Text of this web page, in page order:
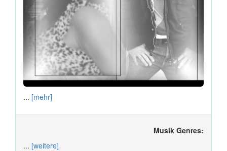
... [mehr]
Musik Genres:
... [weitere]